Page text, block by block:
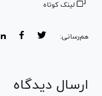
لینک کوتاه
هم‌رسانی:
ارسال دیدگاه